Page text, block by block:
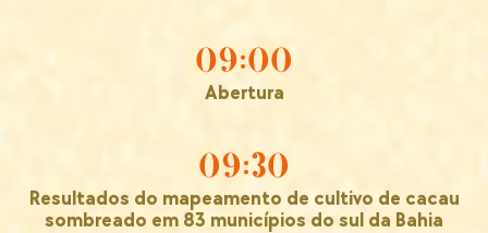
09:00
Abertura
09:30
Resultados do mapeamento de cultivo de cacau
sombreado em 83 municípios do sul da Bahia